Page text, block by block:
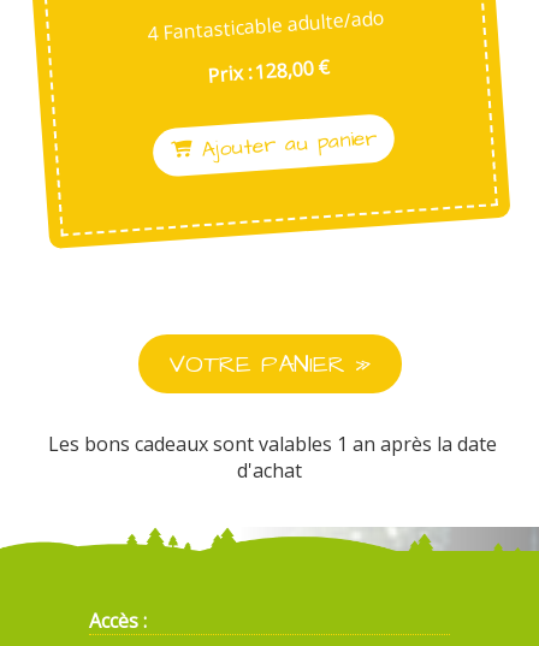
4 Fantasticable adulte/ado
Prix : 128,00 €
Ajouter au panier
Les bons cadeaux sont valables 1 an après la date
d'achat
Accès :